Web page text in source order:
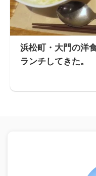
浜松町・大門の洋
ランチしてきた。